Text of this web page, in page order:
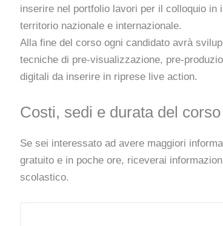
inserire nel portfolio lavori per il colloquio
territorio nazionale e internazionale.
Alla fine del corso ogni candidato avrà
tecniche di pre-visualizzazione, pre-
digitali da inserire in riprese live action.
Costi, sedi e durata del corso
Se sei interessato ad avere maggiori
gratuito e in poche ore, riceverai
scolastico.